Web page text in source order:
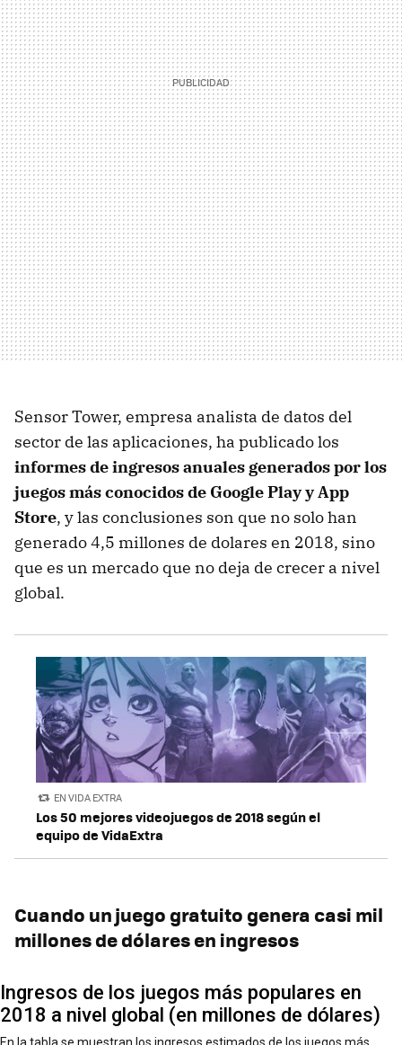
Sensor Tower, empresa analista de datos del
sector de las aplicaciones, ha publicado los
informes de ingresos anuales generados por los
juegos más conocidos de Google Play y App
Store, y las conclusiones son que no solo han
generado 4,5 millones de dolares en 2018, sino
que es un mercado que no deja de crecer a nivel
global.
EN VIDA EXTRA
Los 50 mejores videojuegos de 2018 según el
equipo de VidaExtra
Cuando un juego gratuito genera casi mil
millones de dólares en ingresos